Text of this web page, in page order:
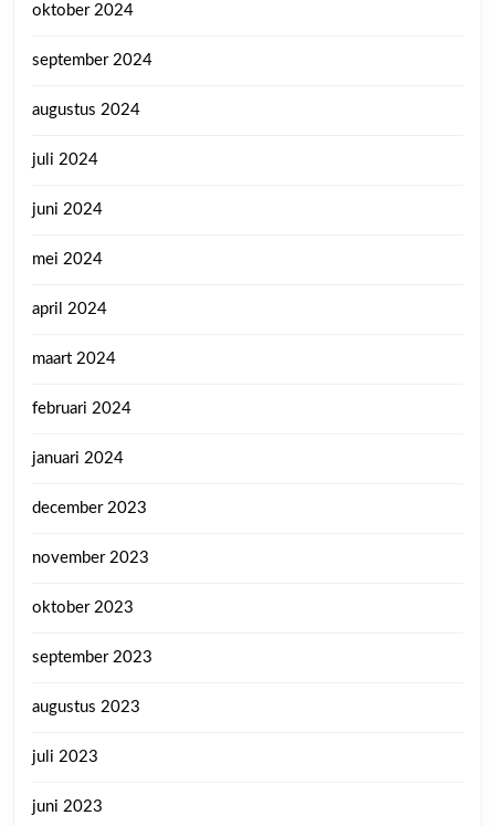
oktober 2024
september 2024
augustus 2024
juli 2024
juni 2024
mei 2024
april 2024
maart 2024
februari 2024
januari 2024
december 2023
november 2023
oktober 2023
september 2023
augustus 2023
juli 2023
juni 2023